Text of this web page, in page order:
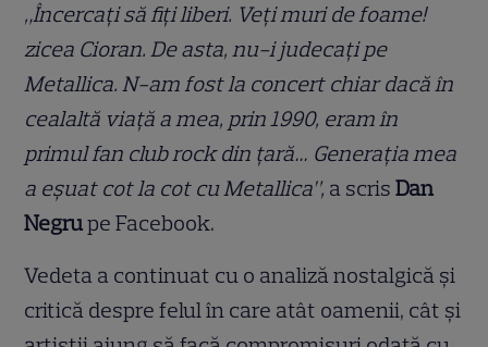
„Încercați să fiți liberi. Veți muri de foame!
zicea Cioran. De asta, nu-i judecați pe
Metallica. N-am fost la concert chiar dacă în
cealaltă viață a mea, prin 1990, eram în
primul fan club rock din țară… Generația mea
a eșuat cot la cot cu Metallica”, a scrisDan
Negrupe Facebook.
Vedeta a continuat cu o analiză nostalgică și
critică despre felul în care atât oamenii, cât și